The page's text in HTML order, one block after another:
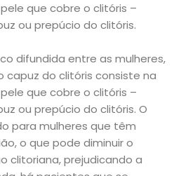
que cobre o clitóris –
ou prepúcio do clitóris.
difundida entre as mulheres,
capuz do clitóris consiste na
que cobre o clitóris –
ou prepúcio do clitóris. O
para mulheres que têm
o que pode diminuir o
clitoriana, prejudicando a